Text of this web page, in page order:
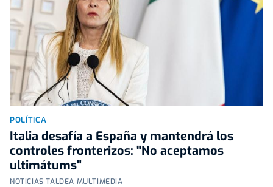
POLÍTICA
Italia desafía a España y mantendrá los
controles fronterizos: "No aceptamos
ultimátums"
NOTICIAS TALDEA MULTIMEDIA